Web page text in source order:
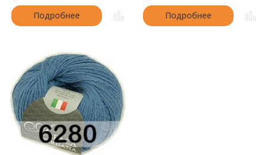
Подробнее Подробнее